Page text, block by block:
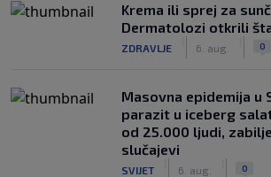
Krema ili sprej za
Dermatolozi otkrili
ZDRAVLJE 6. aug. 0
Masovna epidemija u
parazit u iceberg
od 25.000 ljudi,
slučajevi
SVIJET 6. aug. 0